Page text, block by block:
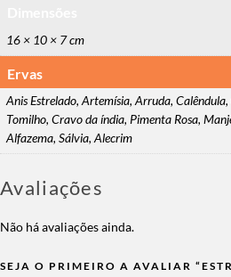
16 × 10 × 7 cm
Ervas
Anis Estrelado, Artemísia, Arruda,
Tomilho, Cravo da índia, Pimenta Rosa,
Alfazema, Sálvia, Alecrim
Avaliações
Não há avaliações ainda.
SEJA O PRIMEIRO A AVALIAR